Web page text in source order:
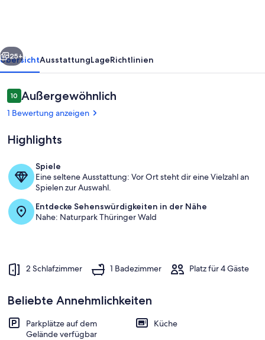
Weiter
25+
ÜbersichtAusstattungLageRichtlinien
Bewertungen
1010 von 10.
Außergewöhnlich
1 Bewertung anzeigen
Highlights
Spiele
Eine seltene Ausstattung: Vor Ort steht dir eine Vielzahl an
Spielen zur Auswahl.
Entdecke Sehenswürdigkeiten in der Nähe
Nahe: Naturpark Thüringer Wald
2 Schlafzimmer 1 Badezimmer Platz für 4 Gäste
Beliebte Annehmlichkeiten
Parkplätze auf dem
Gelände verfügbar
Küche